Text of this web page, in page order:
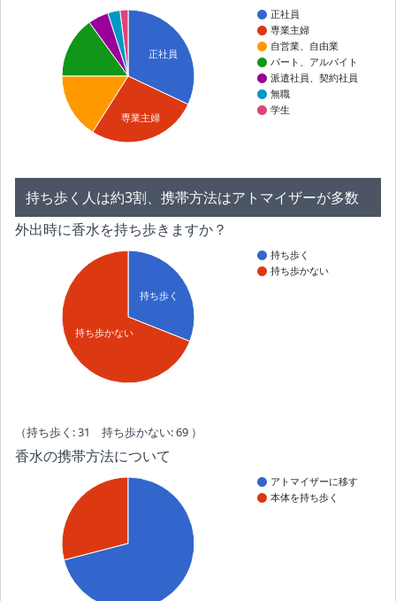
正社員
専業主婦
自営業、自由業
パート、アルバイト
派遣社員、契約社員
無職
学生
正社員
専業主婦
持ち歩く人は約3割、携帯方法はアトマイザーが多数
外出時に香水を持ち歩きますか？
持ち歩く
持ち歩かない
持ち歩く
持ち歩かない
（持ち歩く: 31 持ち歩かない: 69 ）
香水の携帯方法について
アトマイザーに移す
本体を持ち歩く